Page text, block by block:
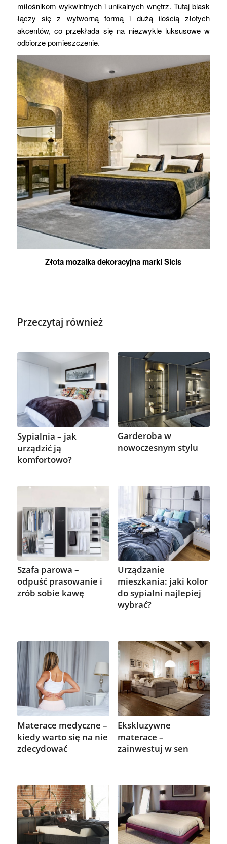
miłośnikom wykwintnych i unikalnych wnętrz. Tutaj blask
łączy się z wytworną formą i dużą ilością złotych
akcentów, co przekłada się na niezwykle luksusowe w
odbiorze pomieszczenie.
Złota mozaika dekoracyjna marki Sicis
Przeczytaj również
Sypialnia – jak
urządzić ją
komfortowo?
Garderoba w
nowoczesnym stylu
Szafa parowa –
odpuść prasowanie i
zrób sobie kawę
Urządzanie
mieszkania: jaki kolor
do sypialni najlepiej
wybrać?
Materace medyczne –
kiedy warto się na nie
zdecydować
Ekskluzywne
materace –
zainwestuj w sen